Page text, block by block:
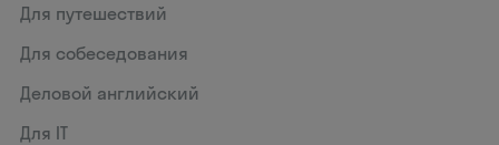
Для путешествий
Для собеседования
Деловой английский
Для IT